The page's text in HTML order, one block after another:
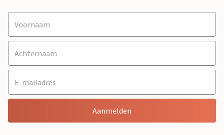
Aanmelden